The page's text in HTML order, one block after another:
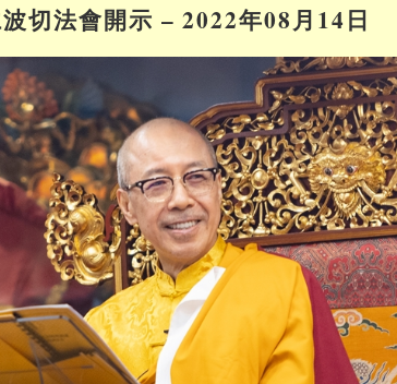
切法會開示 – 2022年08月14日